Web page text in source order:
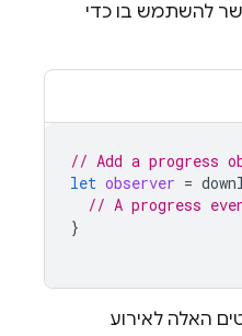
להשתמש בו כדי
// Add a progress
let observer =
// A progress
}
האלה לאירוע